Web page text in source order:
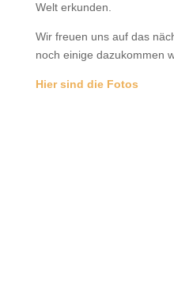
Welt erkunden.
Wir freuen uns auf das
noch einige dazukommen
Hier sind die Fotos